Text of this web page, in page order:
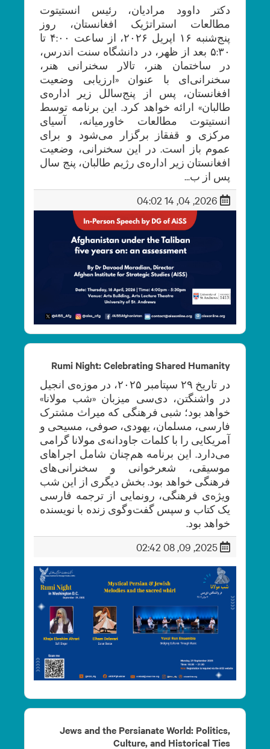
دکتر داوود مرادیان، رئیس انستیتوت
مطالعات استراتژیک افغانستان، روز
پنج‌شنبه ۱۶ اپریل ۲۰۲۶، از ساعت ۴:۰۰ تا
۵:۳۰ بعد از ظهر، در دانشگاه سنت اندرس،
در ساختمان هنر، تالار سخنرانی هنر،
سخنرانی‌ای با عنوان «ارزیابی وضعیت
افغانستان، پس از پنج‌سالل زیر اداره‌ی
طالبان» ارائه خواهد کرد. این برنامه توسط
انستیتوت مطالعات خاورمیانه، آسیای
مرکزی و قفقاز برگزار می‌شود و برای
عموم باز است. در این سخنرانی، وضعیت
افغانستان زیر اداره‌ی رژیم طالبان، پنج سال
پس از ب...
2026, 04, 14 04:02
Rumi Night: Celebrating Shared Humanity
در تاریخ ۲۹ سپتامبر ۲۰۲۵، در موزه‌ی انجیل
در واشنگتن، دی‌سی میزبان «شب مولانا»
خواهد بود؛ شبی فرهنگی که میراث مشترک
فارسی، مسلمان، یهودی، صوفی، مسیحی و
آمریکایی را با کلمات جاودانه‌ی مولانا گرامی
می‌دارد. این برنامه هم‌چنان شامل اجراهای
موسیقی، شعرخوانی و سخنرانی‌های
فرهنگی خواهد بود. بخش دیگری از این شب‌
ویژه‌ی فرهنگی، رونمایی از ترجمه فارسی
یک کتاب و سپس گفت‌وگوی زنده با نویسنده
خواهد بود.
2025, 09, 08 02:42
Jews and the Persianate World: Politics,
Culture, and Historical Ties